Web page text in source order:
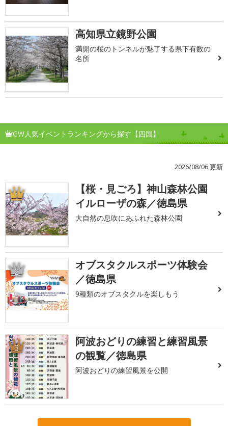
高知県立鏡野公園
満開の桜のトンネルが魅了する県下有数の
名所
GW人気イベントランキングから探す【四国】
2026/08/06 更新
1
【桜・見ごろ】神山森林公園
イルローザの森／徳島県
大自然の息吹にあふれた森林公園
2
オブスタクルスポーツ体験会
／徳島県
9種類のオブスタクルを楽しもう
3
阿波おどりの練習と練習風景
の観覧／徳島県
阿波おどりの練習風景を公開